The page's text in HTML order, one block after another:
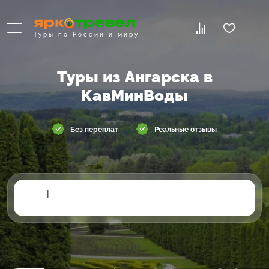
Туры по России и миру
Туры из Ангарска в
КавМинВоды
Без переплат Реальные отзывы
|